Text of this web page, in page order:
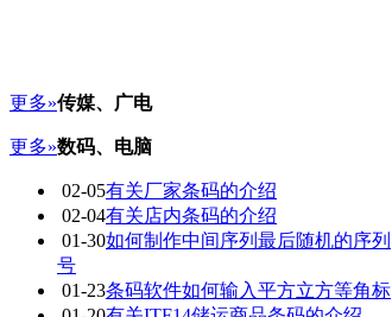
更多»传媒、广电
更多»数码、电脑
02-05有关厂家条码的介绍
02-04有关店内条码的介绍
01-30如何制作中间序列最后随机的序列
号
01-23条码软件如何输入平方立方等角标